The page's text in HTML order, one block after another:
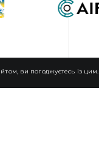
ви погоджуєтесь із цим.